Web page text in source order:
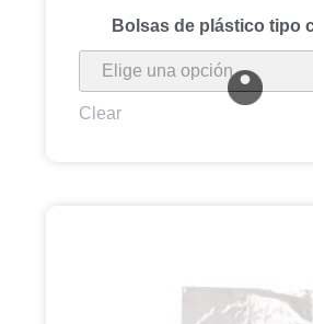
Bolsas de plástico tipo
Clear